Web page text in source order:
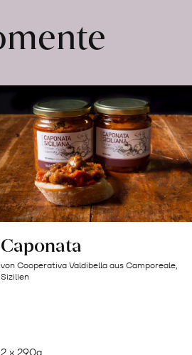
Caponata
von Cooperativa Valdibella aus Camporeale,
Sizilien
2 x 290g